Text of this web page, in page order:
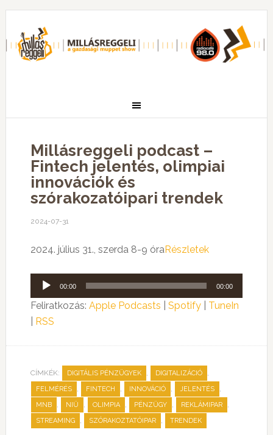
Millásreggeli podcast –
Fintech jelentés, olimpiai
innovációk és
szórakozatóipari trendek
2024-07-31
2024. július 31., szerda 8-9 óraRészletek
Audió
lejátszó
00:00 00:00
Feliratkozás: Apple Podcasts Spotify| TuneIn
RSS
CÍMKÉK: DIGITÁLIS PÉNZÜGYEK , DIGITALIZÁCIÓ ,
FELMÉRÉS , FINTECH , INNOVÁCIÓ , JELENTÉS ,
MNB , NIÜ , OLIMPIA , PÉNZÜGY , REKLÁMIPAR ,
STREAMING , SZÓRAKOZTATÓIPAR , TRENDEK